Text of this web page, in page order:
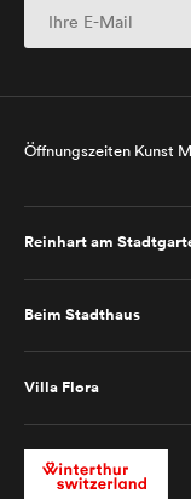
Öffnungszeiten Kunst
Reinhart am
Beim Stadthaus
Villa Flora